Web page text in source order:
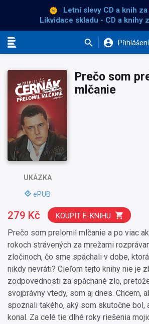
Letní slevy CD a knih za
Likvidace skladu - CD a knihy
Přihlášení
UKÁZKA
ePUB
Prečo som
mlčanie
Prečo som prelomil mlčanie a po viac
rokoch strávených za mrežami
zločinoch, čo sme spáchali v dobe,
nikdy nevráti? Cieľom tejto knihy nie je
zodpovednosti za spáchané zlo,
svojprávny vtedy, som aj dnes. Chcem,
spoznali takého, aký som skutočne bol,
konal. Za celé tie dlhé roky riešenia
279 Kč KOUPIT E-KNIHU